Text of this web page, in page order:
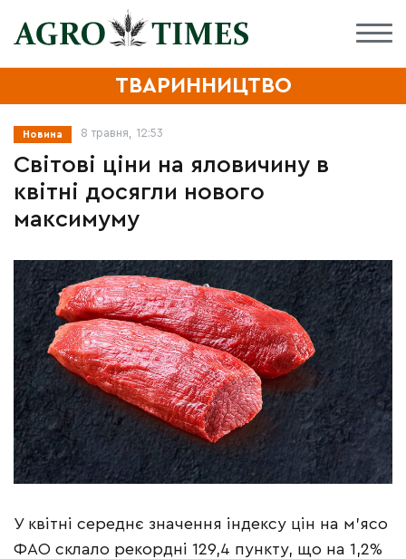
ТВАРИННИЦТВО
Новина 8 травня, 12:53
Світові ціни на яловичину в
квітні досягли нового
максимуму
У квітні середнє значення індексу цін на м’ясо
ФАО склало рекордні 129,4 пункту, що на 1,2%